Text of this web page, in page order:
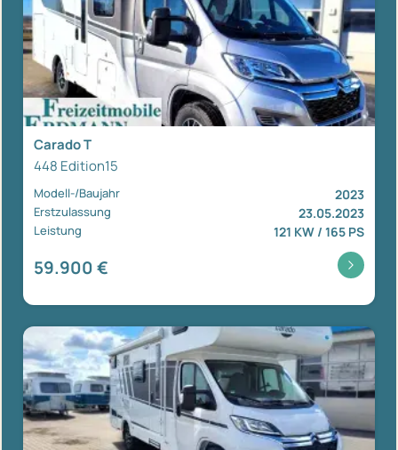
Carado T
448 Edition15
Modell-/Baujahr 2023
Erstzulassung 23.05.2023
Leistung 121 KW / 165 PS
59.900 €